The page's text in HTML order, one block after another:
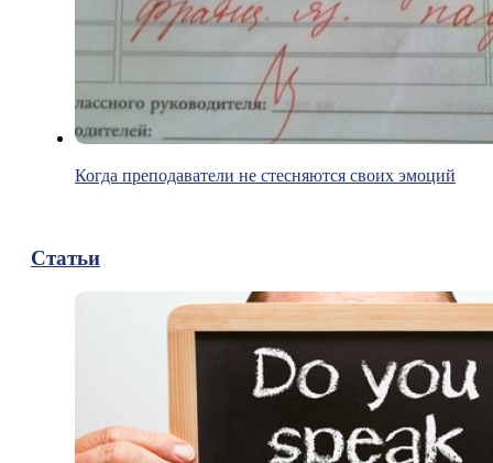
Когда преподаватели не стесняются своих эмоций
Статьи